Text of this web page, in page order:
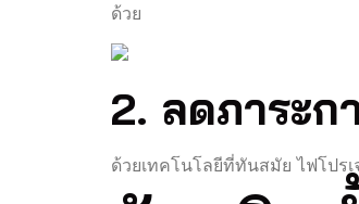
ด้วย
2. ลดภาระก
ด้วยเทคโนโลยีที่ทันสมัย ไฟโปร